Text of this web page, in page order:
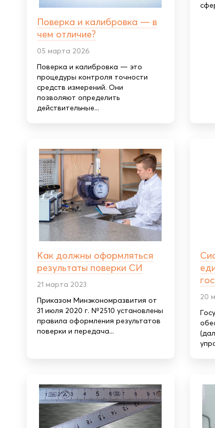
Поверка и калибровка — в
чем отличие?
05 марта 2026
Поверка и калибровка — это
процедуры контроля точности
средств измерений. Они
позволяют определить
действительные...
Как должны оформляться
результаты поверки СИ
21 марта 2023
Приказом Минэкономразвития от
31 июля 2020 г. №2510 установлены
правила оформления результатов
поверки и передача...
20